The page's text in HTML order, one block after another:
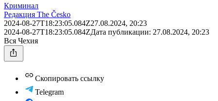
Криминал
Редакция The Česko
2024-08-27T18:23:05.084Z27.08.2024, 20:23
2024-08-27T18:23:05.084ZДата публикации: 27.08.2024, 20:23
Вся Чехия
Скопировать ссылку
Telegram